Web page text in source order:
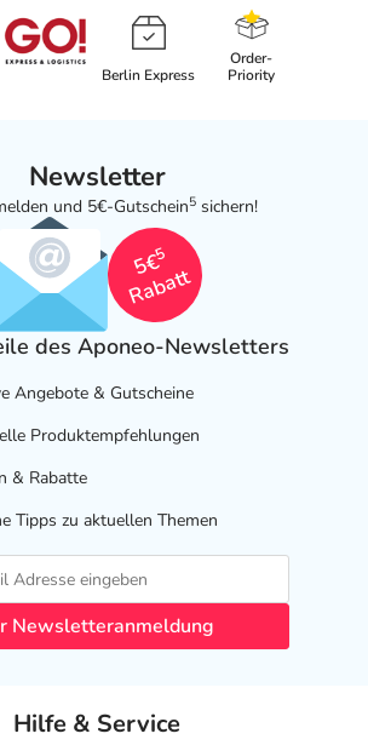
Berlin Express
Order-
Priority
Newsletter
und 5€-Gutschein5 sichern!
5€
5
Rabatt
des Aponeo-Newsletters
Angebote & Gutscheine
Produktempfehlungen
& Rabatte
Tipps zu aktuellen Themen
Newsletteranmeldung
Hilfe & Service